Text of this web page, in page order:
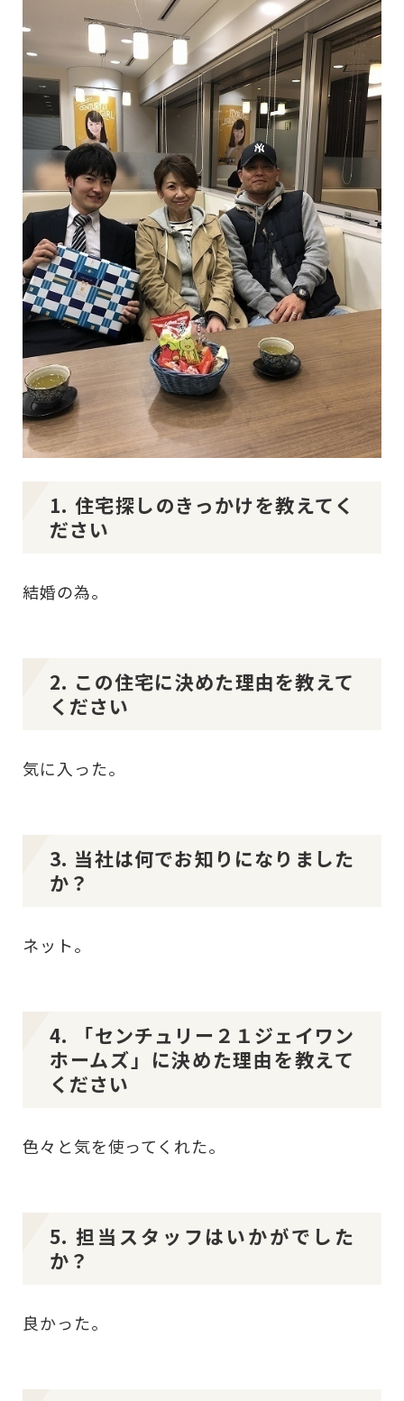
1. 住宅探しのきっかけを教えてく
ださい
結婚の為。
2. この住宅に決めた理由を教えて
ください
気に入った。
3. 当社は何でお知りになりました
か？
ネット。
4. 「センチュリー２１ジェイワン
ホームズ」に決めた理由を教えて
ください
色々と気を使ってくれた。
5. 担当スタッフはいかがでした
か？
良かった。